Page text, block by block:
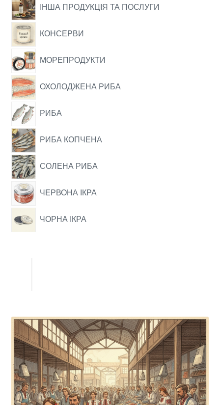
ІНША ПРОДУКЦІЯ ТА ПОСЛУГИ
КОНСЕРВИ
МОРЕПРОДУКТИ
ОХОЛОДЖЕНА РИБА
РИБА
РИБА КОПЧЕНА
СОЛЕНА РИБА
ЧЕРВОНА ІКРА
ЧОРНА ІКРА